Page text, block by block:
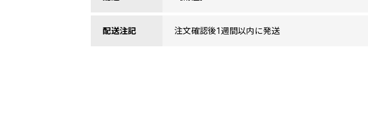
配送注記 注文確認後1週間以内に発送